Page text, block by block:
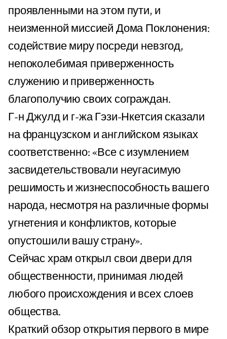
проявленными на этом пути, и
неизменной миссией Дома Поклонения:
содействие миру посреди невзгод,
непоколебимая приверженность
служению и приверженность
благополучию своих сограждан.
Г-н Джулд и г-жа Гэзи-Нкетсия сказали
на французском и английском языках
соответственно: «Все с изумлением
засвидетельствовали неугасимую
решимость и жизнеспособность вашего
народа, несмотря на различные формы
угнетения и конфликтов, которые
опустошили вашу страну».
Сейчас храм открыл свои двери для
общественности, принимая людей
любого происхождения и всех слоев
общества.
Краткий обзор открытия первого в мире